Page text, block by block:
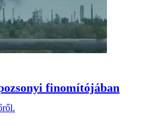
finomítójában